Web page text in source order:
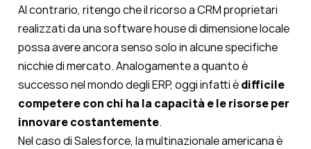
Al contrario, ritengo che il ricorso a CRM proprietari
realizzati da una software house di dimensione locale
possa avere ancora senso solo in alcune specifiche
nicchie di mercato. Analogamente a quanto è
successo nel mondo degli ERP, oggi infatti èdifficile
competere con chi ha la capacità e le risorse per
innovare costantemente.
Nel caso di Salesforce, la multinazionale americana è